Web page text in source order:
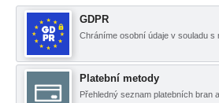
GDPR
Chráníme osobní údaje v souladu s
Platební metody
Přehledný seznam platebních bran